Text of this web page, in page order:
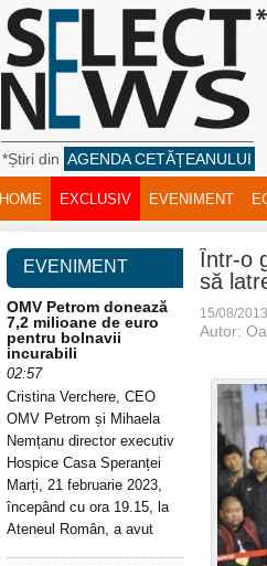
*Știri din AGENDA CETĂȚEANULUI
HOME EXCLUSIV EVENIMENT
Într-o
să
15/08/2013
Autor:
EVENIMENT
OMV Petrom donează
7,2 milioane de euro
pentru bolnavii
incurabili
02:57
Cristina Verchere, CEO
OMV Petrom și Mihaela
Nemțanu director executiv
Hospice Casa Speranței
Marți, 21 februarie 2023,
începând cu ora 19.15, la
Ateneul Român, a avut